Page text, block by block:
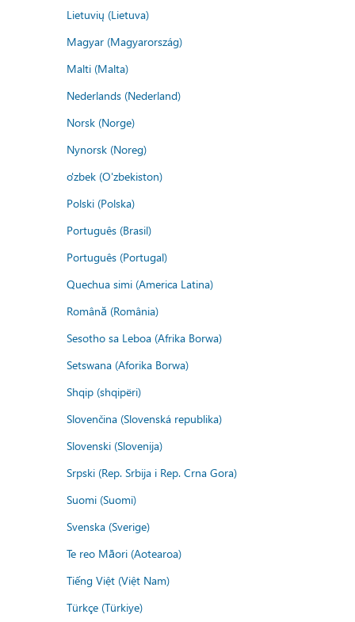
Lietuvių (Lietuva)
Magyar (Magyarország)
Malti (Malta)
Nederlands (Nederland)
Norsk (Norge)
Nynorsk (Noreg)
o'zbek (O'zbekiston)
Polski (Polska)
Português (Brasil)
Português (Portugal)
Quechua simi (America Latina)
Română (România)
Sesotho sa Leboa (Afrika Borwa)
Setswana (Aforika Borwa)
Shqip (shqipëri)
Slovenčina (Slovenská republika)
Slovenski (Slovenija)
Srpski (Rep. Srbija i Rep. Crna Gora)
Suomi (Suomi)
Svenska (Sverige)
Te reo Māori (Aotearoa)
Tiếng Việt (Việt Nam)
Türkçe (Türkiye)